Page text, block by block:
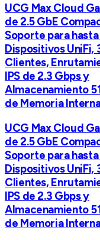
UCG Max Cloud
de 2.5 GbE
Soporte para
Dispositivos UniFi,
Clientes,
IPS de 2.3 Gbps y
Almacenamiento
de Memoria
UCG Max Cloud
de 2.5 GbE
Soporte para
Dispositivos UniFi,
Clientes,
IPS de 2.3 Gbps y
Almacenamiento
de Memoria